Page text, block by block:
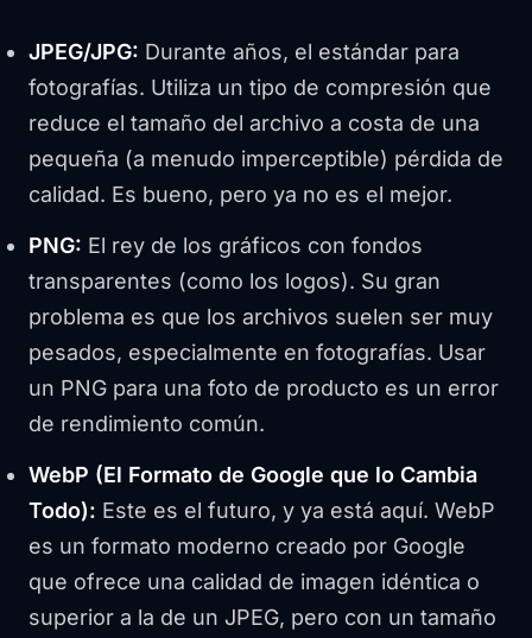
JPEG/JPG: Durante años, el estándar para
fotografías. Utiliza un tipo de compresión que
reduce el tamaño del archivo a costa de una
pequeña (a menudo imperceptible) pérdida de
calidad. Es bueno, pero ya no es el mejor.
PNG: El rey de los gráficos con fondos
transparentes (como los logos). Su gran
problema es que los archivos suelen ser muy
pesados, especialmente en fotografías. Usar
un PNG para una foto de producto es un error
de rendimiento común.
WebP (El Formato de Google que lo Cambia
Todo): Este es el futuro, y ya está aquí. WebP
es un formato moderno creado por Google
que ofrece una calidad de imagen idéntica o
superior a la de un JPEG, pero con un tamaño